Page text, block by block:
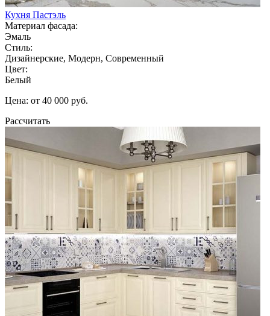
Кухня Пастэль
Материал фасада:
Эмаль
Стиль:
Дизайнерские, Модерн, Современный
Цвет:
Белый
Цена: от 40 000 руб.
Рассчитать